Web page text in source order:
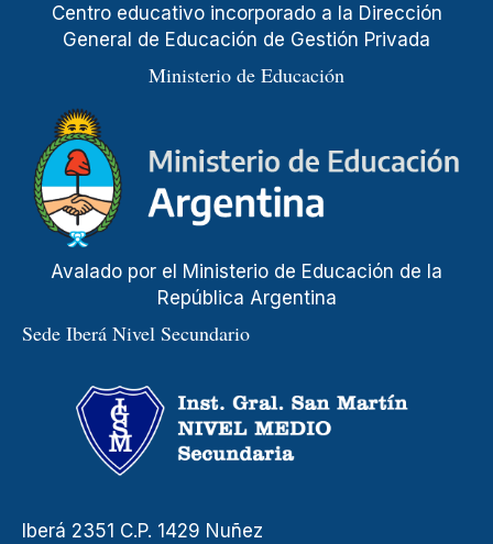
Centro educativo incorporado a la Dirección
General de Educación de Gestión Privada
Ministerio de Educación
Avalado por el Ministerio de Educación de la
República Argentina
Sede Iberá Nivel Secundario
Iberá 2351 C.P. 1429 Nuñez